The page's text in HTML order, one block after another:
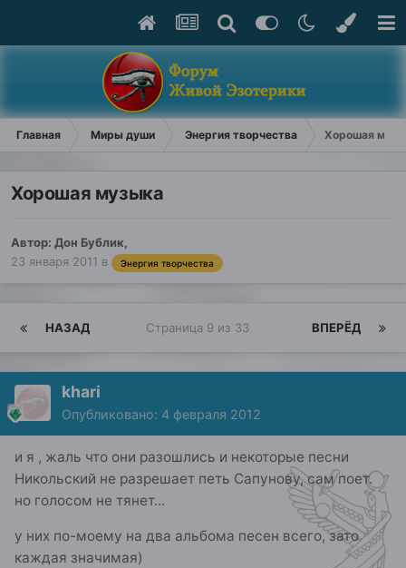
Главная Миры души Энергия творчества Хорошая
Хорошая музыка
Автор: Дон Бублик,
23 января 2011 в Энергия творчества
НАЗАД ВПЕРЁД
Страница 9 из 33
khari
Опубликовано: 4 февраля 2012
и я , жаль что они разошлись и некоторые песни
Никольский не разрешает петь Сапунову, сам поет.
но голосом не тянет...
у них по-моему на два альбома песен всего, зато
каждая значимая)